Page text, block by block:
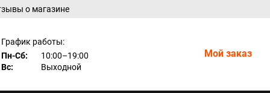
о магазине
График работы:
Пн-Сб:
10:00–19:00
Вс:
Выходной
Мой заказ